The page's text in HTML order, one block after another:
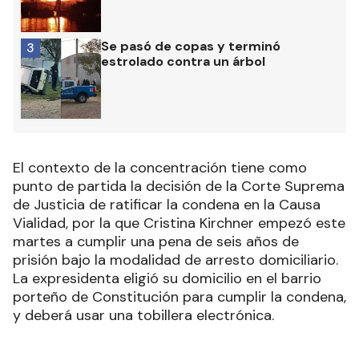
Se pasó de copas y terminó
estrolado contra un árbol
3
El contexto de la concentración tiene como
punto de partida la decisión de la Corte Suprema
de Justicia de ratificar la condena en la Causa
Vialidad, por la que Cristina Kirchner empezó este
martes a cumplir una pena de seis años de
prisión bajo la modalidad de arresto domiciliario.
La expresidenta eligió su domicilio en el barrio
porteño de Constitución para cumplir la condena,
y deberá usar una tobillera electrónica.